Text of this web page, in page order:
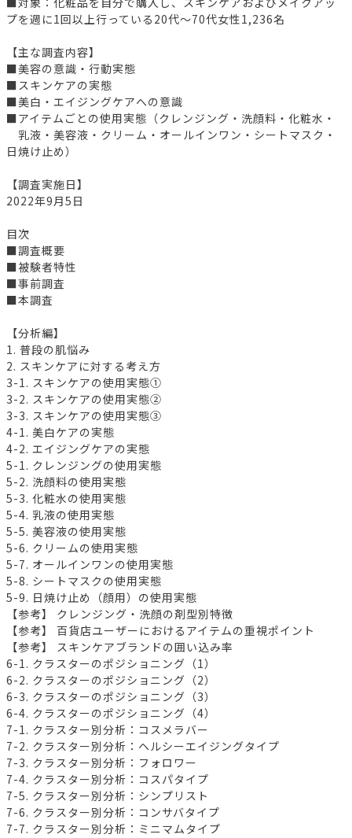
プを週に1回以上行っている20代～70代女性1,236名
【主な調査内容】
■美容の意識・行動実態
■スキンケアの実態
■美白・エイジングケアへの意識
■アイテムごとの使用実態（クレンジング・洗顔料・化粧水・
乳液・美容液・クリーム・オールインワン・シートマスク・
日焼け止め）
【調査実施日】
2022年9月5日
目次
■調査概要
■被験者特性
■事前調査
■本調査
【分析編】
1. 普段の肌悩み
2. スキンケアに対する考え方
3-1. スキンケアの使用実態①
3-2. スキンケアの使用実態②
3-3. スキンケアの使用実態③
4-1. 美白ケアの実態
4-2. エイジングケアの実態
5-1. クレンジングの使用実態
5-2. 洗顔料の使用実態
5-3. 化粧水の使用実態
5-4. 乳液の使用実態
5-5. 美容液の使用実態
5-6. クリームの使用実態
5-7. オールインワンの使用実態
5-8. シートマスクの使用実態
5-9. 日焼け止め（顔用）の使用実態
【参考】 クレンジング・洗顔の剤型別特徴
【参考】 百貨店ユーザーにおけるアイテムの重視ポイント
【参考】 スキンケアブランドの囲い込み率
6-1. クラスターのポジショニング（1）
6-2. クラスターのポジショニング（2）
6-3. クラスターのポジショニング（3）
6-4. クラスターのポジショニング（4）
7-1. クラスター別分析：コスメラバー
7-2. クラスター別分析：ヘルシーエイジングタイプ
7-3. クラスター別分析：フォロワー
7-4. クラスター別分析：コスパタイプ
7-5. クラスター別分析：シンプリスト
7-6. クラスター別分析：コンサバタイプ
7-7. クラスター別分析：ミニマムタイプ